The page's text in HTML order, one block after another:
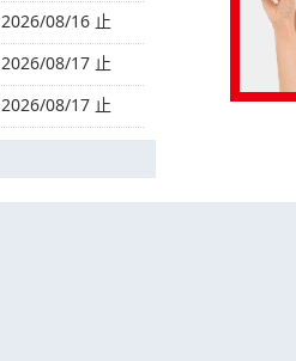
2026/08/16 止
2026/08/17 止
2026/08/17 止